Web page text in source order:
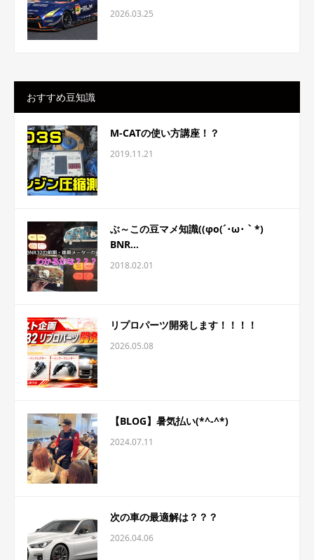
2026.03.25
おすすめ豆知識
M-CATの使い方講座！？
2019.11.21
ぶ～この豆マメ知識((φo(´･ω･｀*)
BNR...
2018.02.01
リプロパーツ開発します！！！！
2026.05.08
【BLOG】暑気払い(*^-^*)
2024.07.11
次の車の最適解は？？？
2026.04.06